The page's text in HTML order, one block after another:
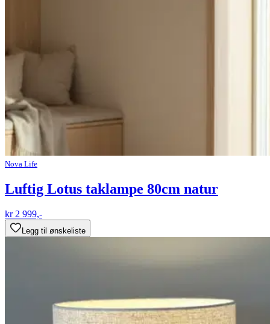
Nova Life
Luftig Lotus taklampe 80cm natur
kr 2 999,-
Legg til ønskeliste